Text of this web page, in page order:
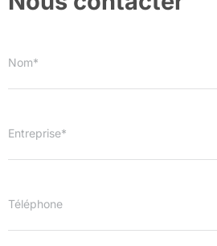
Nom*
Entreprise*
Téléphone